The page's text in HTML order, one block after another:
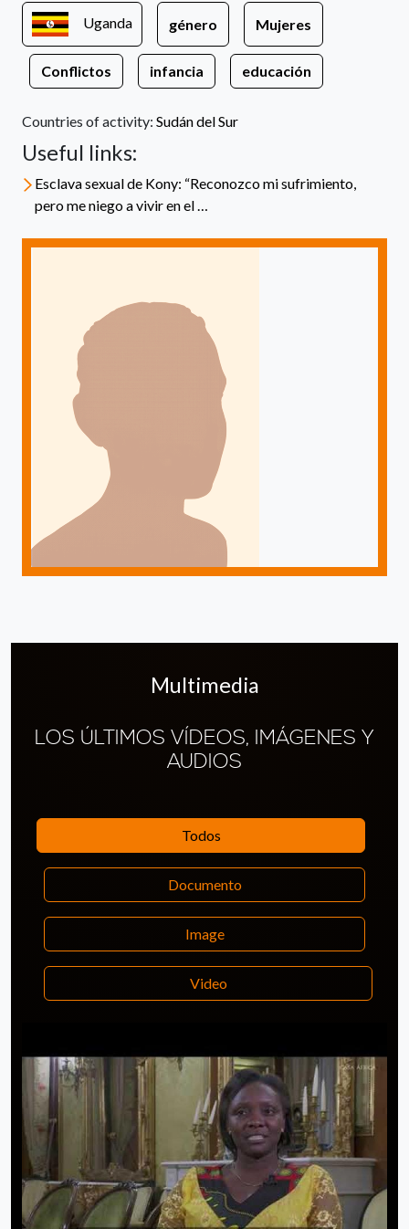
Uganda género Mujeres
Conflictos infancia educación
Countries of activity: Sudán del Sur
Useful links:
Esclava sexual de Kony: “Reconozco mi sufrimiento,
pero me niego a vivir en el …
Multimedia
LOS ÚLTIMOS VÍDEOS, IMÁGENES Y
AUDIOS
Todos
Documento
Image
Video